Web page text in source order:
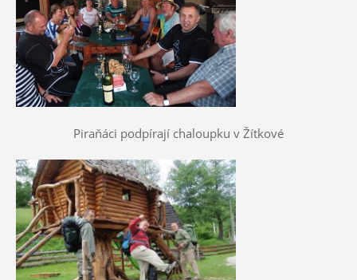
Piraňáci podpírají chaloupku v Žítkové